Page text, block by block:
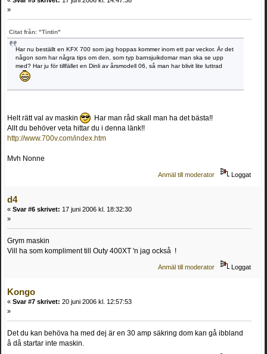
»
Citat från: "Tintin"
Har nu beställt en KFX 700 som jag hoppas kommer inom ett par veckor. Är det
någon som har några tips om den, som typ barnsjuikdomar man ska se upp
med? Har ju för tillfället en Dinli av årsmodell 06, så man har blivit lite luttrad
Helt rätt val av maskin
Har man råd skall man ha det bästa!!
Allt du behöver veta hittar du i denna länk!!
http://www.700v.com/index.htm
Mvh Nonne
Anmäl till moderator Loggat
d4
« Svar #6 skrivet: 17 juni 2006 kl. 18:32:30
»
Grym maskin
Vill ha som kompliment till Outy 400XT 'n jag också !
Anmäl till moderator Loggat
Kongo
« Svar #7 skrivet: 20 juni 2006 kl. 12:57:53
»
Det du kan behöva ha med dej är en 30 amp säkring dom kan gå ibbland
å då startar inte maskin.